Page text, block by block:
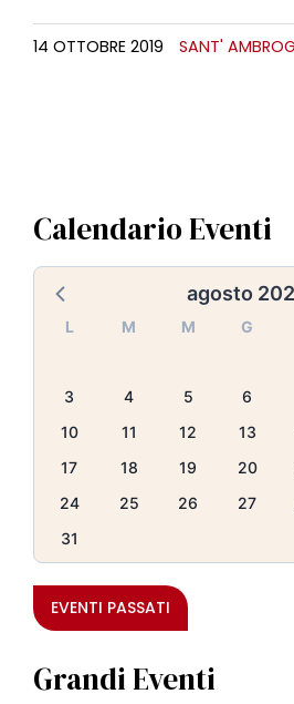
14 OTTOBRE 2019 SANT'
Calendario Eventi
agosto
L M M G
3
4 5 6
10
11 12 13
17
18 19 20
24
25 26 27
31
EVENTI PASSATI
Grandi Eventi